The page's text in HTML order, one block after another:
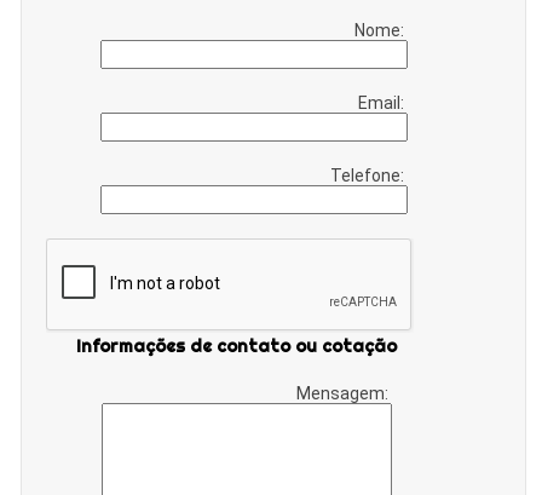
Nome:
Email:
Telefone:
Informações de contato ou cotação
Mensagem: